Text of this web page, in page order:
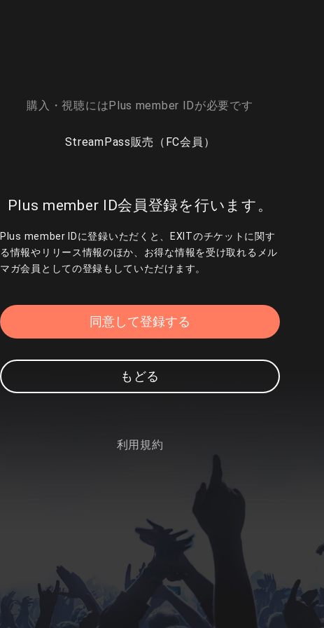
購入・視聴にはPlus member IDが必要です
StreamPass販売（FC会員）
Plus member ID会員登録を行います。
Plus member IDに登録いただくと、EXITのチケットに関す
る情報やリリース情報のほか、お得な情報を受け取れるメル
マガ会員としての登録もしていただけます。
もどる
利用規約